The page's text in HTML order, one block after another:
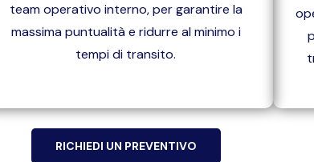
team operativo interno, per garantire la
massima puntualità e ridurre al minimo i
tempi di transito.
RICHIEDI UN PREVENTIVO